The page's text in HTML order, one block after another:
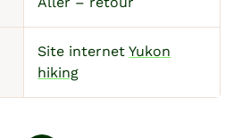
Site internetYukon
hiking